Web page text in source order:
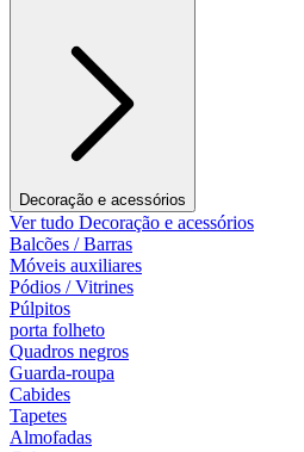
Decoração e acessórios
Ver tudo Decoração e acessórios
Balcões / Barras
Móveis auxiliares
Pódios / Vitrines
Púlpitos
porta folheto
Quadros negros
Guarda-roupa
Cabides
Tapetes
Almofadas